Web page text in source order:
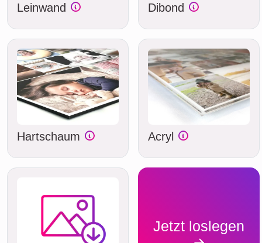
Leinwand Dibond
Hartschaum Acryl
Jetzt loslegen